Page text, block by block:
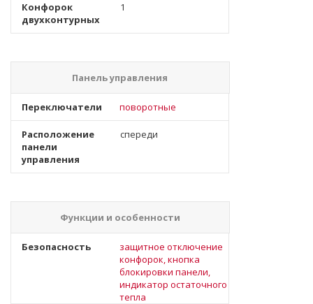
Конфорок
двухконтурных
1
Панель управления
Переключатели поворотные
Расположение
панели
управления
спереди
Функции и особенности
Безопасность
защитное отключение
конфорок, кнопка
блокировки панели,
индикатор остаточного
тепла